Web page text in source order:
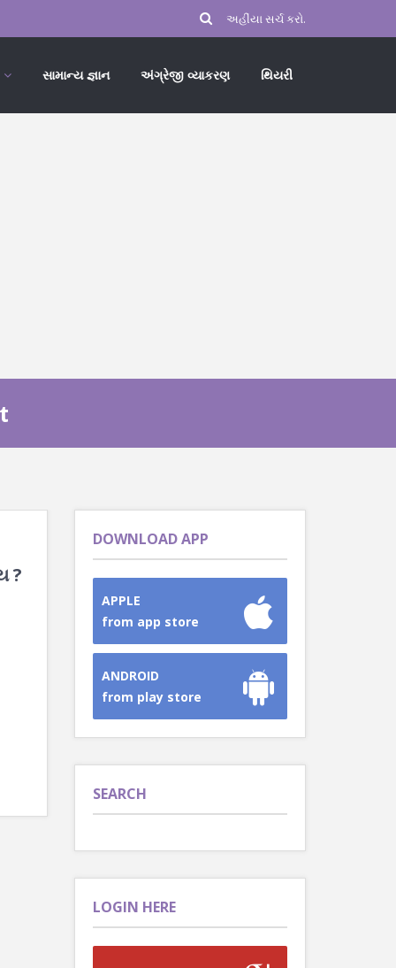
સામાન્ય જ્ઞાન અંગ્રેજી વ્યાકરણ થિયરી
?
DOWNLOAD APP
APPLE
from app store
ANDROID
from play store
SEARCH
LOGIN HERE